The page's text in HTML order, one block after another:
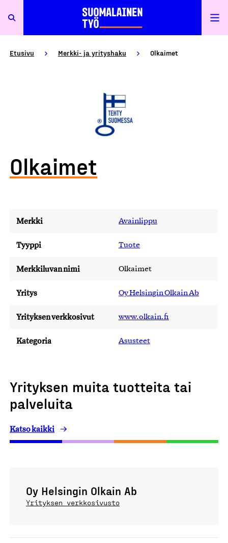
Etusivu Merkki- ja yrityshaku Olkaimet
Olkaimet
Merkki Avainlippu
Tyyppi Tuote
Merkkiluvan nimi Olkaimet
Yritys Oy Helsingin Olkain Ab
Yrityksen verkkosivut www.olkain.fi
Kategoria Asusteet
Yrityksen muita tuotteita tai
palveluita
Katso kaikki
Oy Helsingin Olkain Ab
Yrityksen verkkosivusto